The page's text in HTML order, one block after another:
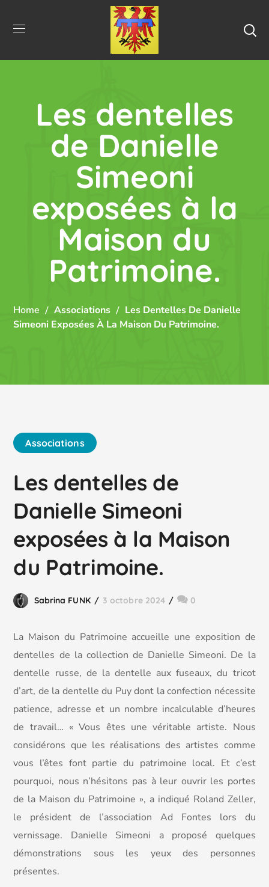
Les dentelles
de Danielle
Simeoni
exposées à la
Maison du
Patrimoine.
Home Associations
Les Dentelles De Danielle
Simeoni Exposées À La Maison Du Patrimoine.
Associations
Les dentelles de
Danielle Simeoni
exposées à la Maison
du Patrimoine.
Sabrina FUNK 3 octobre 2024 0
La Maison du Patrimoine accueille une exposition de
dentelles de la collection de Danielle Simeoni. De la
dentelle russe, de la dentelle aux fuseaux, du tricot
d’art, de la dentelle du Puy dont la confection nécessite
patience, adresse et un nombre incalculable d’heures
de travail… « Vous êtes une véritable artiste. Nous
considérons que les réalisations des artistes comme
vous l’êtes font partie du patrimoine local. Et c’est
pourquoi, nous n’hésitons pas à leur ouvrir les portes
de la Maison du Patrimoine », a indiqué Roland Zeller,
le président de l’association Ad Fontes lors du
vernissage. Danielle Simeoni a proposé quelques
démonstrations sous les yeux des personnes
présentes.